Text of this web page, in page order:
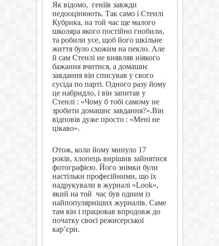
Як відомо, геніїв завжди
недооцінюють. Так само і Стенлі
Кубрика, на той час ще малого
школяра якого постійно гнобили,
та робили усе, щоб його шкільне
життя було схожим на пекло. Але
й сам Стенлі не виявляв ніякого
бажання вчитися, а домашнє
завдання він списував у свого
сусіда по парті. Одного разу йому
це набридло, і він запитав у
Стенлі : «Чому б тобі самому не
зробити домашнє завдання?».Він
відповів дуже просто : «Мені не
цікаво».
Отож, коли йому минуло 17
років, хлопець вирішив зайнятися
фотографією. Його знімки були
настільки професійними, що їх
надрукували в журналі «Look»,
який на той час був одним із
найпопулярніших журналів. Саме
там він і працював впродовж до
початку своєї режисерської
кар’єри.